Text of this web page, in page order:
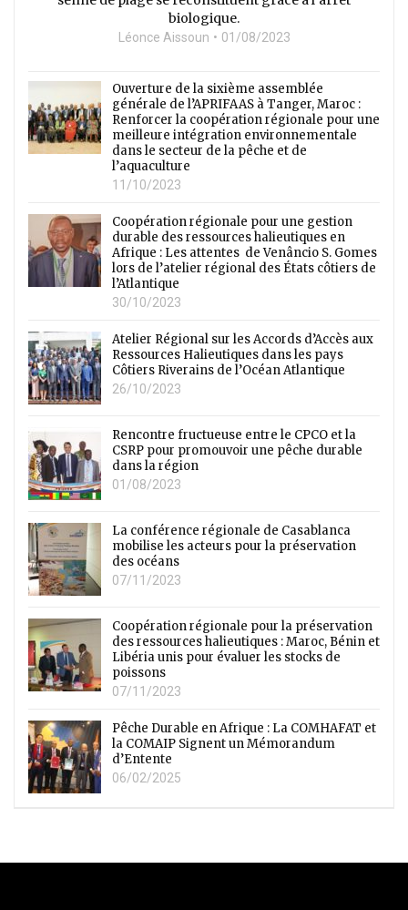
biologique.
Léonce Aissoun 01/08/2023
Ouverture de la sixième assemblée
générale de l’APRIFAAS à Tanger, Maroc :
Renforcer la coopération régionale pour une
meilleure intégration environnementale
dans le secteur de la pêche et de
l’aquaculture
11/10/2023
Coopération régionale pour une gestion
durable des ressources halieutiques en
Afrique : Les attentes de Venâncio S. Gomes
lors de l’atelier régional des États côtiers de
l’Atlantique
30/10/2023
Atelier Régional sur les Accords d’Accès aux
Ressources Halieutiques dans les pays
Côtiers Riverains de l’Océan Atlantique
26/10/2023
Rencontre fructueuse entre le CPCO et la
CSRP pour promouvoir une pêche durable
dans la région
01/08/2023
La conférence régionale de Casablanca
mobilise les acteurs pour la préservation
des océans
07/11/2023
Coopération régionale pour la préservation
des ressources halieutiques : Maroc, Bénin et
Libéria unis pour évaluer les stocks de
poissons
07/11/2023
Pêche Durable en Afrique : La COMHAFAT et
la COMAIP Signent un Mémorandum
d’Entente
06/02/2025